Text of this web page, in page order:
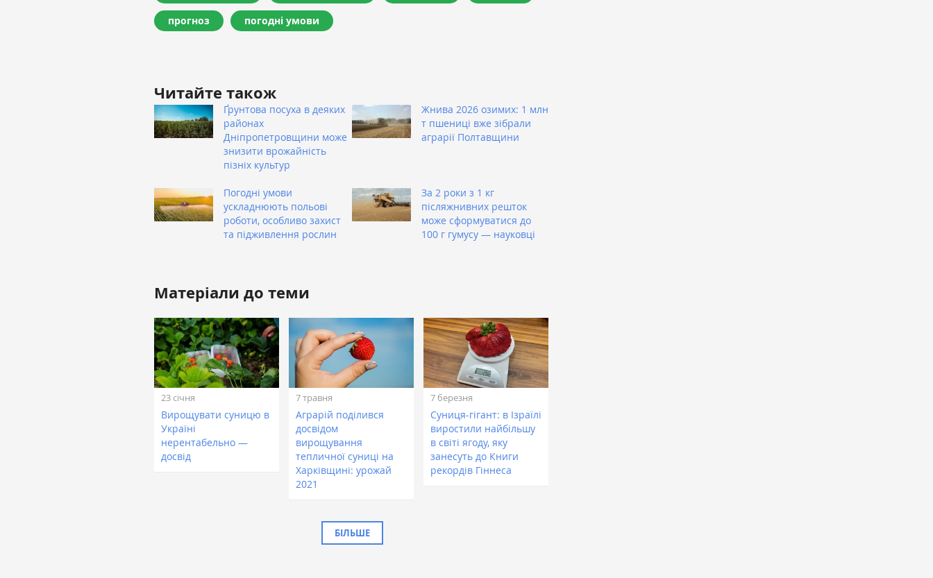
прогноз погодні умови
Читайте також
Ґрунтова посуха в деяких
районах
Дніпропетровщини може
знизити врожайність
пізніх культур
Жнива 2026 озимих: 1 млн
т пшениці вже зібрали
аграрії Полтавщини
Погодні умови
ускладнюють польові
роботи, особливо захист
та підживлення рослин
За 2 роки з 1 кг
післяжнивних решток
може сформуватися до
100 г гумусу — науковці
Матеріали до теми
23 січня
Вирощувати суницю в
Україні
нерентабельно —
досвід
7 травня
Аграрій поділився
досвідом
вирощування
тепличної суниці на
Харківщині: урожай
2021
7 березня
Суниця-гігант: в Ізраїлі
виростили найбільшу
в світі ягоду, яку
занесуть до Книги
рекордів Гіннеса
БІЛЬШЕ